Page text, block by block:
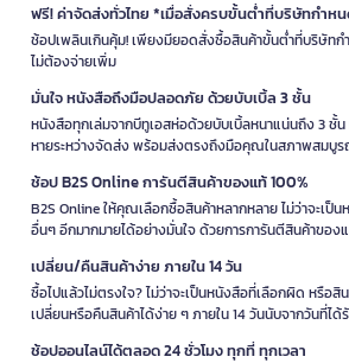
ฟรี! ค่าจัดส่งทั่วไทย *เมื่อสั่งครบขั้นต่ำที่บริษัทกำห
ช้อปเพลินเกินคุ้ม! เพียงมียอดสั่งซื้อสินค้าขั้นต่ำที่บริษัท
ไม่ต้องจ่ายเพิ่ม
มั่นใจ หนังสือถึงมือปลอดภัย ด้วยบับเบิ้ล 3 ชั้น
หนังสือทุกเล่มจากบีทูเอสห่อด้วยบับเบิ้ลหนาแน่นถึง 3 ชั้
หายระหว่างจัดส่ง พร้อมส่งตรงถึงมือคุณในสภาพสมบู
ช้อป B2S Online การันตีสินค้าของแท้ 100%
B2S Online ให้คุณเลือกซื้อสินค้าหลากหลาย ไม่ว่าจะเป็
อื่นๆ อีกมากมายได้อย่างมั่นใจ ด้วยการการันตีสินค้าของ
เปลี่ยน/คืนสินค้าง่าย ภายใน 14 วัน
ซื้อไปแล้วไม่ตรงใจ? ไม่ว่าจะเป็นหนังสือที่เลือกผิด หรือ
เปลี่ยนหรือคืนสินค้าได้ง่าย ๆ ภายใน 14 วันนับจากวันที่ได้
ช้อปออนไลน์ได้ตลอด 24 ชั่วโมง ทุกที่ ทุกเวลา